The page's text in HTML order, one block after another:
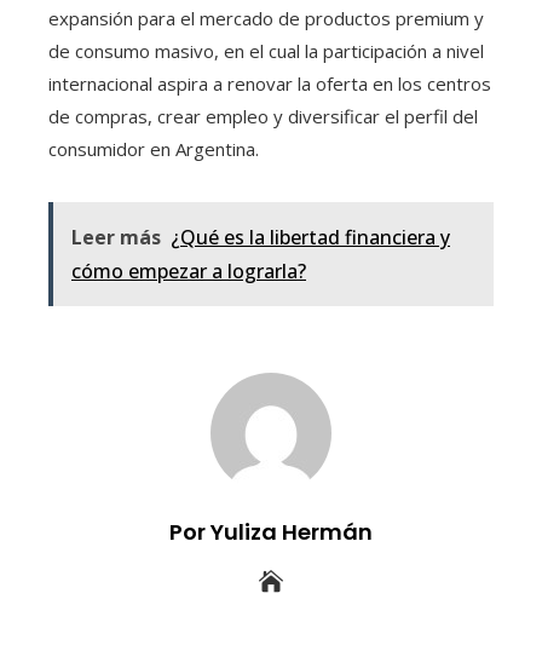
expansión para el mercado de productos premium y
de consumo masivo, en el cual la participación a nivel
internacional aspira a renovar la oferta en los centros
de compras, crear empleo y diversificar el perfil del
consumidor en Argentina.
Leer más ¿Qué es la libertad financiera y
cómo empezar a lograrla?
Por Yuliza Hermán